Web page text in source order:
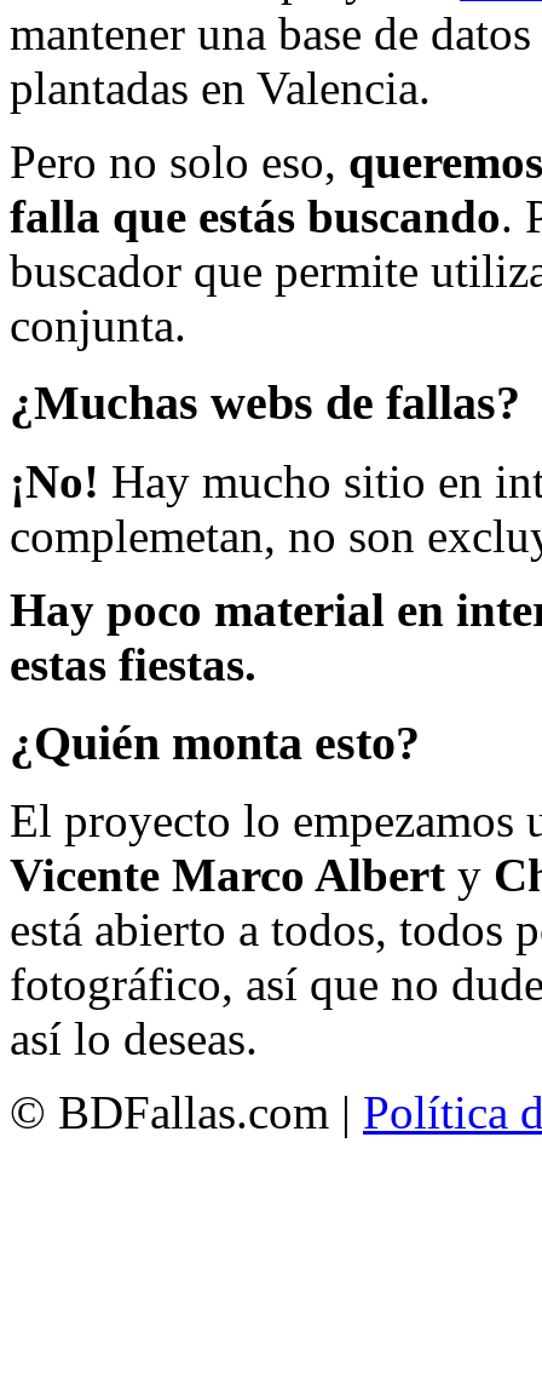
mantener una base de
plantadas en Valencia.
Pero no solo eso,
falla que estás buscando.
buscador que permite
conjunta.
¿Muchas webs de fallas?
¡No! Hay mucho sitio en
complemetan, no son
Hay poco material en
estas fiestas.
¿Quién monta esto?
El proyecto lo empezamos
Vicente Marco Albert y
está abierto a todos, todos
fotográfico, así que no
así lo deseas.
© BDFallas.com | Política